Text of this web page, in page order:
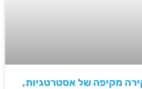
מקיפה של אסטרטגיות,